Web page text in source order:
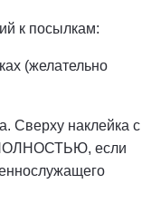
к посылкам:
(желательно
Сверху наклейка с
если